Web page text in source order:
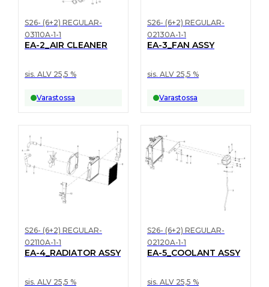
S26- (6+2) REGULAR-
03110A-1-1
EA-2_AIR CLEANER
sis. ALV 25,5 %
Varastossa
S26- (6+2) REGULAR-
02130A-1-1
EA-3_FAN ASSY
sis. ALV 25,5 %
Varastossa
S26- (6+2) REGULAR-
02110A-1-1
EA-4_RADIATOR ASSY
sis. ALV 25,5 %
S26- (6+2) REGULAR-
02120A-1-1
EA-5_COOLANT ASSY
sis. ALV 25,5 %